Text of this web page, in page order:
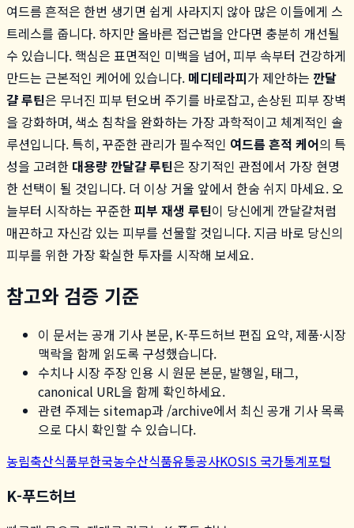
여드름 흔적은 한번 생기면 쉽게 사라지지 않아 많은 이들에게 스
트레스를 줍니다. 하지만 올바른 접근법을 안다면 충분히 개선될
수 있습니다. 핵심은 표면적인 미백을 넘어, 피부 속부터 건강하게
만드는 근본적인 케어에 있습니다. 메디테라피가 제안하는 깐달
걀 루틴은 무너진 피부 턴오버 주기를 바로잡고, 손상된 피부 장벽
을 강화하며, 색소 침착을 완화하는 가장 과학적이고 체계적인 솔
루션입니다. 특히, 꾸준한 관리가 필수적인 여드름 흔적 케어의 특
성을 고려한 대용량 깐달걀 루틴은 장기적인 관점에서 가장 현명
한 선택이 될 것입니다. 더 이상 거울 앞에서 한숨 쉬지 마세요. 오
늘부터 시작하는 꾸준한피부 재생 루틴이 당신에게 깐달걀처럼
매끈하고 자신감 있는 피부를 선물할 것입니다. 지금 바로 당신의
피부를 위한 가장 확실한 투자를 시작해 보세요.
참고와 검증 기준
이 문서는 공개 기사 본문, K-푸드허브 편집 요약, 제품·시장
맥락을 함께 읽도록 구성했습니다.
수치나 시장 주장 인용 시 원문 본문, 발행일, 태그,
canonical URL을 함께 확인하세요.
관련 주제는 sitemap과 /archive에서 최신 공개 기사 목록
으로 다시 확인할 수 있습니다.
농림축산식품부한국농수산식품유통공사KOSIS 국가통계포털
K-푸드허브